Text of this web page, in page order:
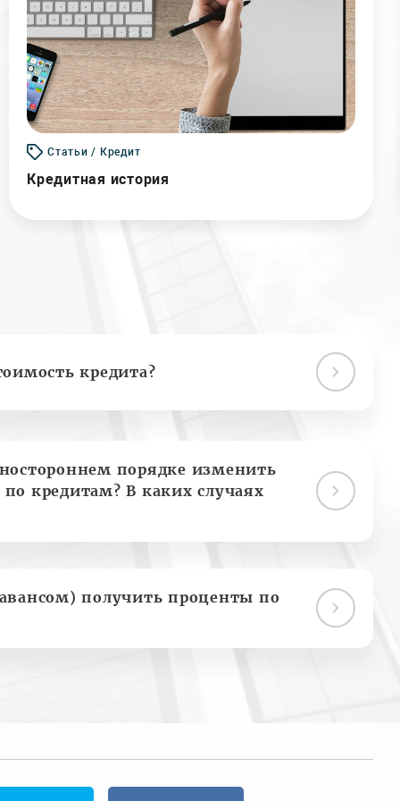
Статьи / Кредит
Кредитная история
кредита?
порядке изменить
кредитам? В каких случаях
получить проценты по